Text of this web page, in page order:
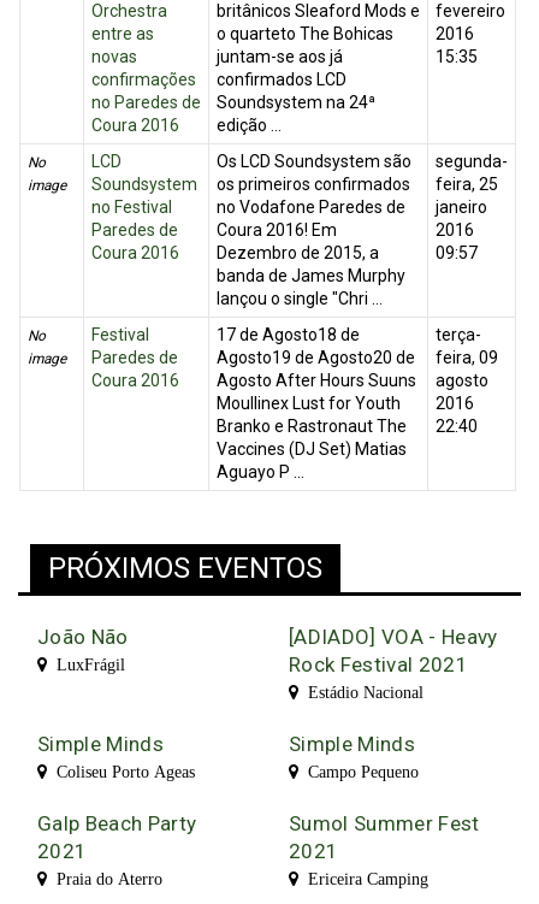
Orchestra
entre as
novas
confirmações
no Paredes de
Coura 2016
britânicos Sleaford Mods e
o quarteto The Bohicas
juntam-se aos já
confirmados LCD
Soundsystem na 24ª
edição ...
fevereiro
2016
15:35
No
image
LCD
Soundsystem
no Festival
Paredes de
Coura 2016
Os LCD Soundsystem são
os primeiros confirmados
no Vodafone Paredes de
Coura 2016! Em
Dezembro de 2015, a
banda de James Murphy
lançou o single "Chri ...
segunda-
feira, 25
janeiro
2016
09:57
No
image
Festival
Paredes de
Coura 2016
17 de Agosto18 de
Agosto19 de Agosto20 de
Agosto After Hours Suuns
Moullinex Lust for Youth
Branko e Rastronaut The
Vaccines (DJ Set) Matias
Aguayo P ...
terça-
feira, 09
agosto
2016
22:40
PRÓXIMOS EVENTOS
João Não
LuxFrágil
[ADIADO] VOA - Heavy
Rock Festival 2021
Estádio Nacional
Simple Minds
Coliseu Porto Ageas
Simple Minds
Campo Pequeno
Galp Beach Party
2021
Praia do Aterro
Sumol Summer Fest
2021
Ericeira Camping